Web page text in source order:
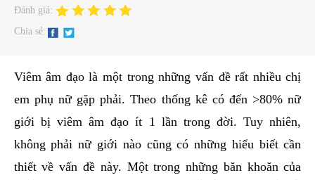
Đánh giá:
Chia sẻ:
Viêm âm đạo là một trong những vấn đề rất nhiều chị
em phụ nữ gặp phải. Theo thống kê có đến >80% nữ
giới bị viêm âm đạo ít 1 lần trong đời. Tuy nhiên,
không phải nữ giới nào cũng có những hiểu biết cần
thiết về vấn đề này. Một trong những băn khoăn của